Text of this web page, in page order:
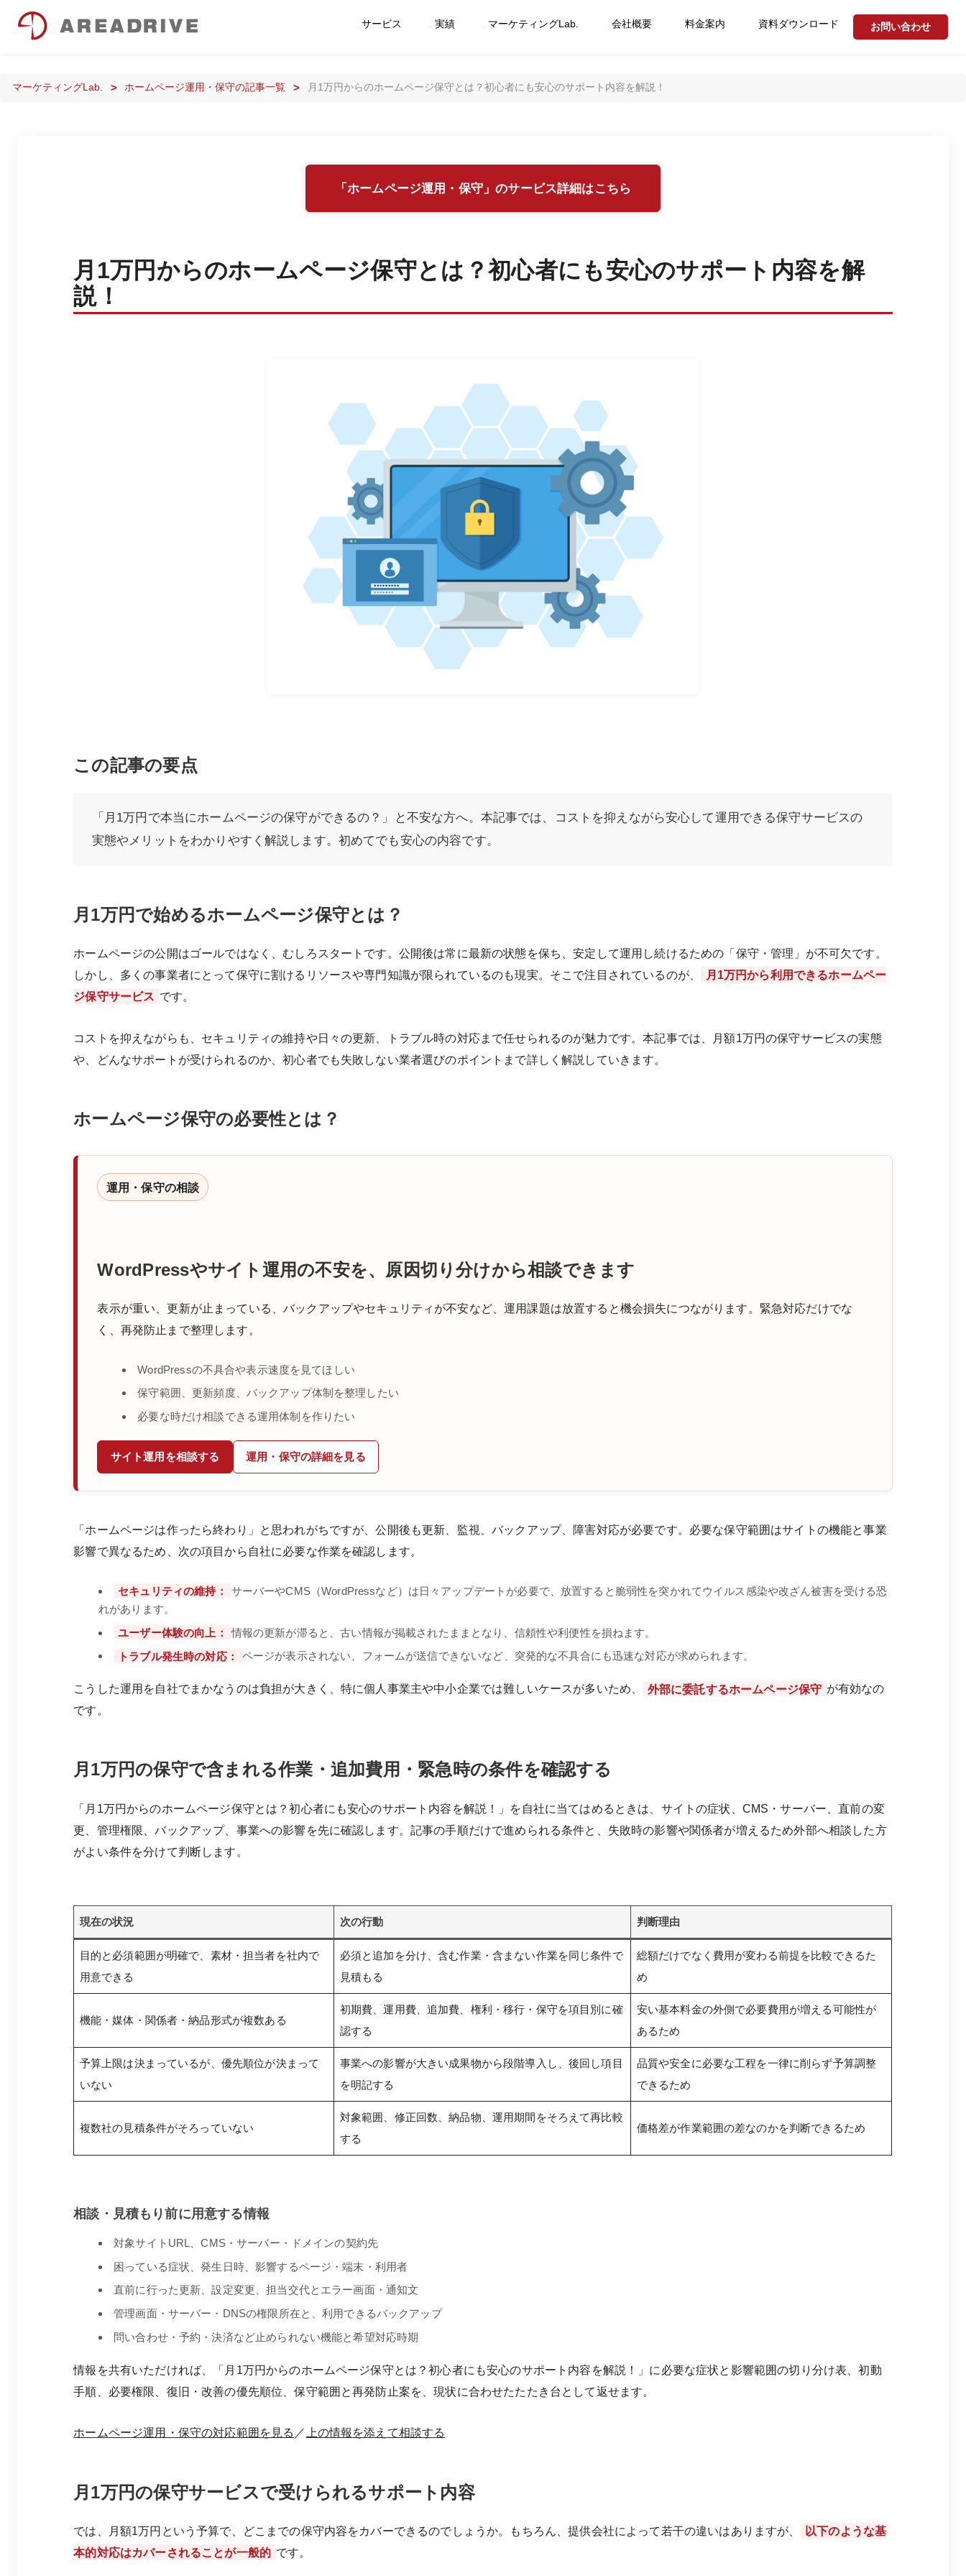
サービス 実績 マーケティングLab. 会社概要 料金案内 資料ダウンロード お問い合わせ
マーケティングLab. ホームページ運用・保守の記事一覧 月1万円からのホームページ保守とは？初心者にも安心のサポート内容を解説！
「ホームページ運用・保守」のサービス詳細はこちら
月1万円からのホームページ保守とは？初心者にも安心のサポート内容を解
説！
この記事の要点
「月1万円で本当にホームページの保守ができるの？」と不安な方へ。本記事では、コストを抑えながら安心して運用できる保守サービスの
実態やメリットをわかりやすく解説します。初めてでも安心の内容です。
月1万円で始めるホームページ保守とは？
ホームページの公開はゴールではなく、むしろスタートです。公開後は常に最新の状態を保ち、安定して運用し続けるための「保守・管理」が不可欠です。
しかし、多くの事業者にとって保守に割けるリソースや専門知識が限られているのも現実。そこで注目されているのが、
月1万円から利用できるホームペー
ジ保守サービス です。
コストを抑えながらも、セキュリティの維持や日々の更新、トラブル時の対応まで任せられるのが魅力です。本記事では、月額1万円の保守サービスの実態
や、どんなサポートが受けられるのか、初心者でも失敗しない業者選びのポイントまで詳しく解説していきます。
ホームページ保守の必要性とは？
運用・保守の相談
WordPressやサイト運用の不安を、原因切り分けから相談できます
表示が重い、更新が止まっている、バックアップやセキュリティが不安など、運用課題は放置すると機会損失につながります。緊急対応だけでな
く、再発防止まで整理します。
WordPressの不具合や表示速度を見てほしい
保守範囲、更新頻度、バックアップ体制を整理したい
必要な時だけ相談できる運用体制を作りたい
サイト運用を相談する 運用・保守の詳細を見る
「ホームページは作ったら終わり」と思われがちですが、公開後も更新、監視、バックアップ、障害対応が必要です。必要な保守範囲はサイトの機能と事業
影響で異なるため、次の項目から自社に必要な作業を確認します。
セキュリティの維持：
サーバーやCMS（WordPressなど）は日々アップデートが必要で、放置すると脆弱性を突かれてウイルス感染や改ざん被害を受ける恐
れがあります。
ユーザー体験の向上：
情報の更新が滞ると、古い情報が掲載されたままとなり、信頼性や利便性を損ねます。
トラブル発生時の対応：
ページが表示されない、フォームが送信できないなど、突発的な不具合にも迅速な対応が求められます。
こうした運用を自社でまかなうのは負担が大きく、特に個人事業主や中小企業では難しいケースが多いため、 外部に委託するホームページ保守 が有効なの
です。
月1万円の保守で含まれる作業・追加費用・緊急時の条件を確認する
「月1万円からのホームページ保守とは？初心者にも安心のサポート内容を解説！」を自社に当てはめるときは、サイトの症状、CMS・サーバー、直前の変
更、管理権限、バックアップ、事業への影響を先に確認します。記事の手順だけで進められる条件と、失敗時の影響や関係者が増えるため外部へ相談した方
がよい条件を分けて判断します。
現在の状況 次の行動 判断理由
目的と必須範囲が明確で、素材・担当者を社内で
用意できる
必須と追加を分け、含む作業・含まない作業を同じ条件で
見積もる
総額だけでなく費用が変わる前提を比較できるた
め
機能・媒体・関係者・納品形式が複数ある
初期費、運用費、追加費、権利・移行・保守を項目別に確
認する
安い基本料金の外側で必要費用が増える可能性が
あるため
予算上限は決まっているが、優先順位が決まって
いない
事業への影響が大きい成果物から段階導入し、後回し項目
を明記する
品質や安全に必要な工程を一律に削らず予算調整
できるため
複数社の見積条件がそろっていない
対象範囲、修正回数、納品物、運用期間をそろえて再比較
する
価格差が作業範囲の差なのかを判断できるため
相談・見積もり前に用意する情報
対象サイトURL、CMS・サーバー・ドメインの契約先
困っている症状、発生日時、影響するページ・端末・利用者
直前に行った更新、設定変更、担当交代とエラー画面・通知文
管理画面・サーバー・DNSの権限所在と、利用できるバックアップ
問い合わせ・予約・決済など止められない機能と希望対応時期
情報を共有いただければ、「月1万円からのホームページ保守とは？初心者にも安心のサポート内容を解説！」に必要な症状と影響範囲の切り分け表、初動
手順、必要権限、復旧・改善の優先順位、保守範囲と再発防止案を、現状に合わせたたたき台として返せます。
ホームページ運用・保守の対応範囲を見る ／ 上の情報を添えて相談する
月1万円の保守サービスで受けられるサポート内容
では、月額1万円という予算で、どこまでの保守内容をカバーできるのでしょうか。もちろん、提供会社によって若干の違いはありますが、
以下のような基
本的対応はカバーされることが一般的 です。